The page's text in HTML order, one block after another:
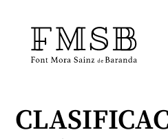
Startseite